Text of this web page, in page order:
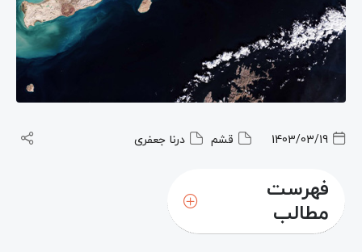
1403/03/19 قشم درنا جعفری
فهرست
مطالب